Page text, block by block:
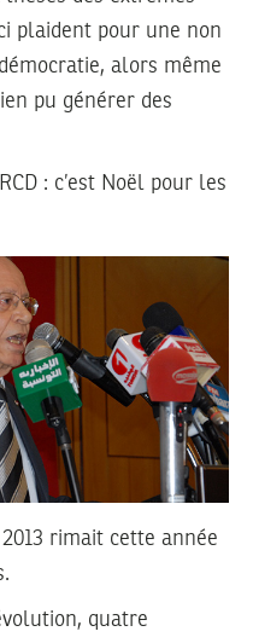
plaident pour une non
alors même
pu générer des
: c’est Noël pour les
rimait cette année
quatre